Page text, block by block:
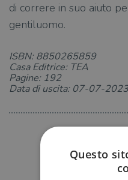
di correre in suo aiuto
gentiluomo.
ISBN: 8850265859
Casa Editrice: TEA
Pagine: 192
Data di uscita: 07-07-2023
Questo